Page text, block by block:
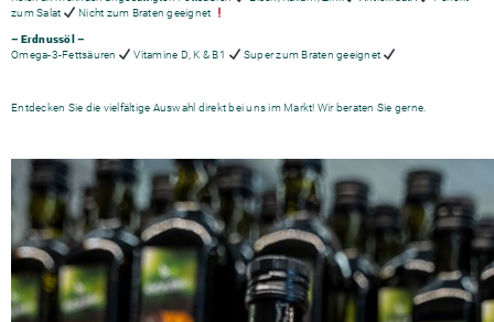
zum Salat
Nicht zum Braten geeignet
– Erdnussöl –
Omega-3-Fettsäuren
Vitamine D, K & B1 Super zum Braten geeignet
Entdecken Sie die vielfältige Auswahl direkt bei uns im Markt! Wir beraten Sie gerne.